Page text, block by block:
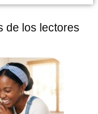
de los lectores